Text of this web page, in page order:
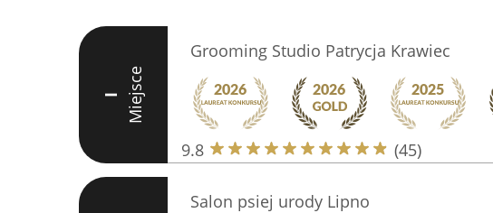
I Miejsce
Grooming Studio Patrycja Krawiec
9.8 (45)
Salon psiej urody Lipno